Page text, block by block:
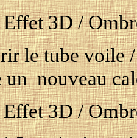
3D /
le tube voile
un nouveau
3D /